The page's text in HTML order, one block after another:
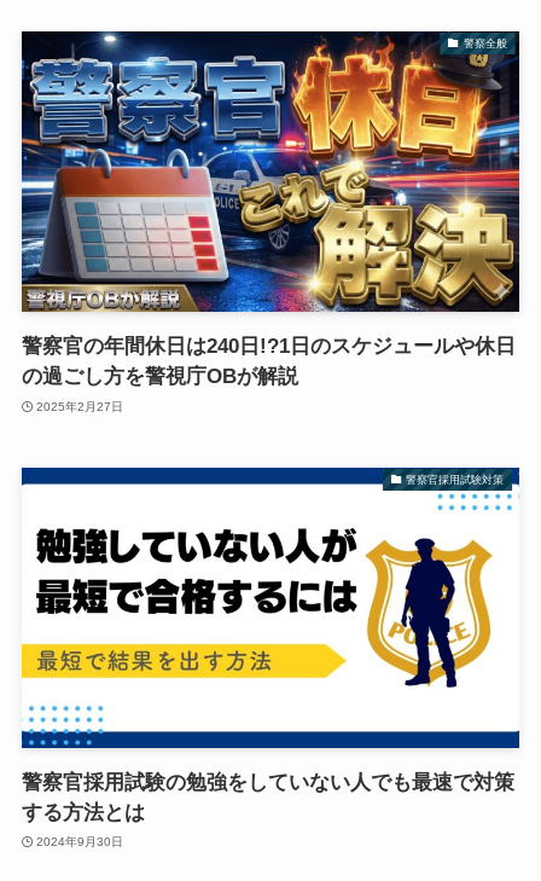
警察全般
警察官の年間休日は240日!?1日のスケジュールや休日
の過ごし方を警視庁OBが解説
2025年2月27日
警察官採用試験対策
警察官採用試験の勉強をしていない人でも最速で対策
する方法とは
2024年9月30日